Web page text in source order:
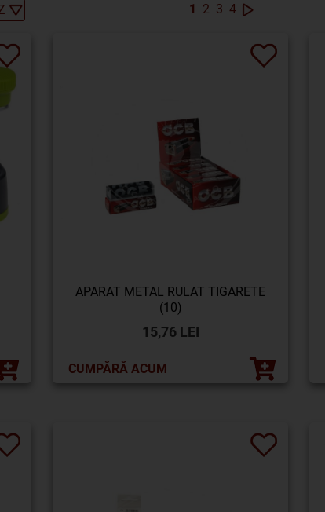
1 2 3 4
APARAT METAL RULAT TIGARETE
(10)
15,76 LEI
CUMPĂRĂ ACUM